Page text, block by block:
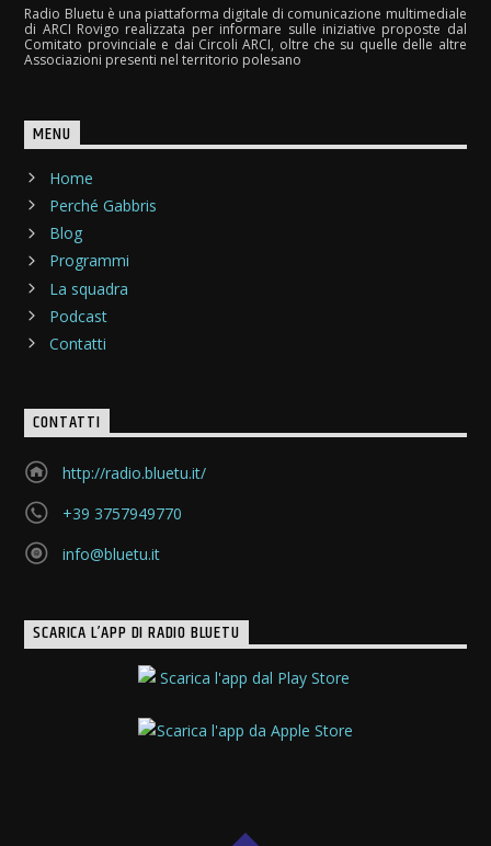
Radio Bluetu è una piattaforma digitale di comunicazione multimediale
di ARCI Rovigo realizzata per informare sulle iniziative proposte dal
Comitato provinciale e dai Circoli ARCI, oltre che su quelle delle altre
Associazioni presenti nel territorio polesano
MENU
Home
Perché Gabbris
Blog
Programmi
La squadra
Podcast
Contatti
CONTATTI
http://radio.bluetu.it/
+39 3757949770
info@bluetu.it
SCARICA L’APP DI RADIO BLUETU